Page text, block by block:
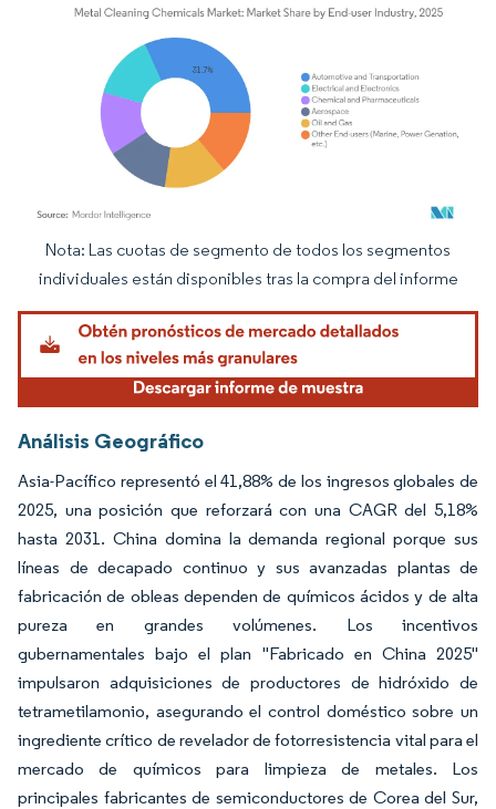
Imagen © Mordor Intelligence. El uso requiere atribución según CC BY 4.0.
Nota: Las cuotas de segmento de todos los segmentos
individuales están disponibles tras la compra del informe
Análisis Geográfico
Asia-Pacífico representó el 41,88% de los ingresos globales de
2025, una posición que reforzará con una CAGR del 5,18%
hasta 2031. China domina la demanda regional porque sus
líneas de decapado continuo y sus avanzadas plantas de
fabricación de obleas dependen de químicos ácidos y de alta
pureza en grandes volúmenes. Los incentivos
gubernamentales bajo el plan "Fabricado en China 2025"
impulsaron adquisiciones de productores de hidróxido de
tetrametilamonio, asegurando el control doméstico sobre un
ingrediente crítico de revelador de fotorresistencia vital para el
mercado de químicos para limpieza de metales. Los
principales fabricantes de semiconductores de Corea del Sur,